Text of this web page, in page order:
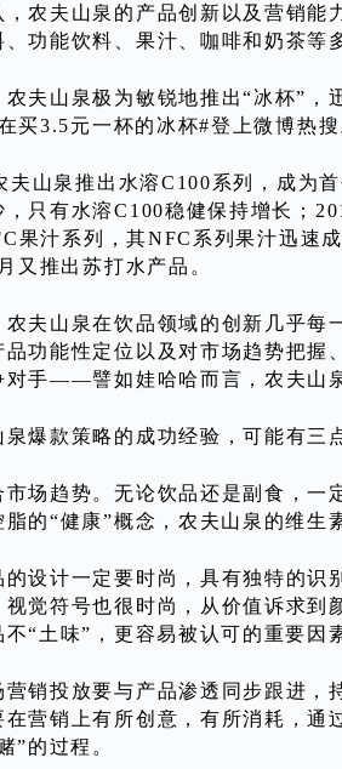
，农夫山泉的产品创新以及营销能
功能饮料、果汁、咖啡和奶茶等
农夫山泉极为敏锐地推出“冰杯”
买3.5元一杯的冰杯#登上微博热搜
夫山泉推出水溶C100系列，成为
，只有水溶C100稳健保持增长；
果汁系列，其NFC系列果汁迅速
又推出苏打水产品。
农夫山泉在饮品领域的创新几乎每
品功能性定位以及对市场趋势把握
对手——譬如娃哈哈而言，农夫山
泉爆款策略的成功经验，可能有三
市场趋势。无论饮品还是副食，一
脂的“健康”概念，农夫山泉的维生
的设计一定要时尚，具有独特的识
视觉符号也很时尚，从价值诉求到
“土味”，更容易被认可的重要因
营销投放要与产品渗透同步跟进，
在营销上有所创意，有所消耗，通
”的过程。